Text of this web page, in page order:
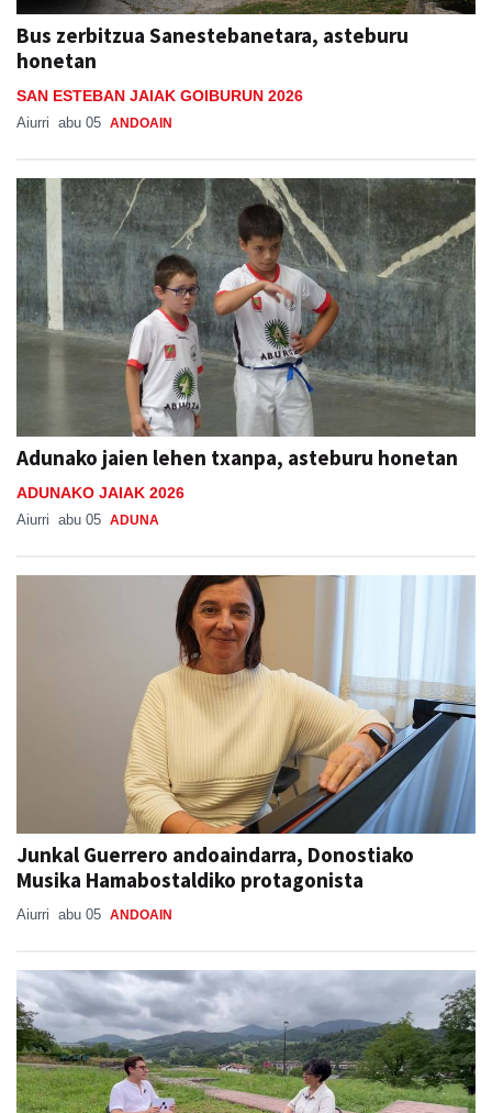
Bus zerbitzua Sanestebanetara, asteburu
honetan
SAN ESTEBAN JAIAK GOIBURUN 2026
Aiurri abu 05 ANDOAIN
Adunako jaien lehen txanpa, asteburu honetan
ADUNAKO JAIAK 2026
Aiurri abu 05 ADUNA
Junkal Guerrero andoaindarra, Donostiako
Musika Hamabostaldiko protagonista
Aiurri abu 05 ANDOAIN